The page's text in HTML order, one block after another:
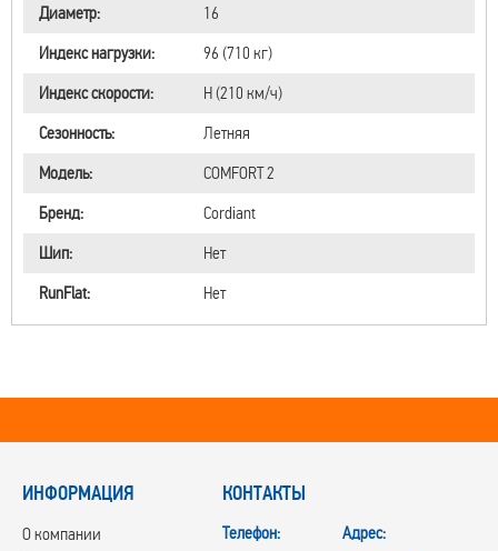
Диаметр:
16
Индекс нагрузки:
96 (710 кг)
Индекс скорости:
H (210 км/ч)
Сезонность:
Летняя
Модель:
COMFORT 2
Бренд:
Cordiant
Шип:
Нет
RunFlat:
Нет
ИНФОРМАЦИЯ
О компании
КОНТАКТЫ
Телефон:
Адрес: